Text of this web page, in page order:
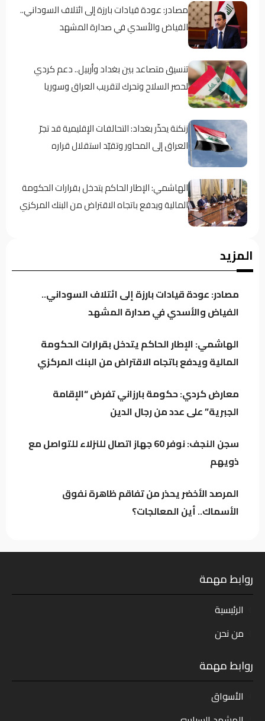
مصادر: عودة قيادات بارزة إلى ائتلاف السوداني..
الفياض والأسدي في صدارة المشهد
تنسيق متصاعد بين بغداد وأربيل.. دعم كردي
لحصر السلاح وتحرك لتقريب العراق وسوريا
زنكنة يحذّر بغداد: التحالفات الإقليمية قد تجرّ
العراق إلى المحاور وتقيّد استقلال قراره
الهاشمي: الإطار الحاكم يتدخل بقرارات الحكومة
المالية ويدفع باتجاه الاقتراض من البنك المركزي
سجن النجف: نوفر 60 جهاز اتصال للنزلاء للتواصل
مع ذويهم
المرصد الأخضر يحذر من تفاقم ظاهرة نفوق
السوق النفطي
المزيد
مصادر: عودة قيادات بارزة إلى ائتلاف السوداني..
الفياض والأسدي في صدارة المشهد
الهاشمي: الإطار الحاكم يتدخل بقرارات الحكومة
المالية ويدفع باتجاه الاقتراض من البنك المركزي
معارض كردي: حكومة بارزاني تفرض “الإقامة
الجبرية” على عدد من رجال الدين
سجن النجف: نوفر 60 جهاز اتصال للنزلاء للتواصل مع
ذويهم
المرصد الأخضر يحذر من تفاقم ظاهرة نفوق
الأسماك.. أين المعالجات؟
روابط مهمة
الرئيسية
من نحن
روابط مهمة
الأسواق